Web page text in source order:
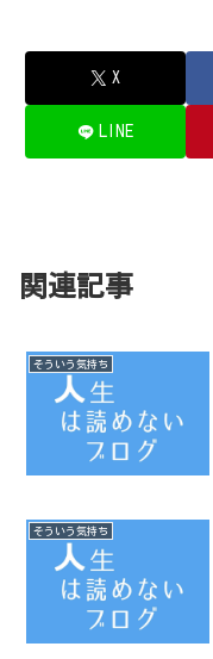
X
LINE
関連記事
そういう気持ち
そういう気持ち